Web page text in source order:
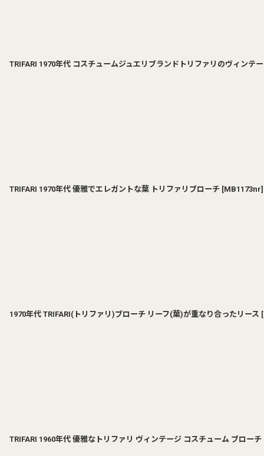
TRIFARI 1970年代 コスチュームジュエリブランドトリファリのヴィン
TRIFARI 1970年代 優雅でエレガントな葉 トリファリブローチ [MB1173nr]
1970年代 TRIFARI(トリファリ)ブローチ リーフ(葉)が重なり合ったリース [
TRIFARI 1960年代 優雅なトリファリ ヴィンテージ コスチューム ブローチ